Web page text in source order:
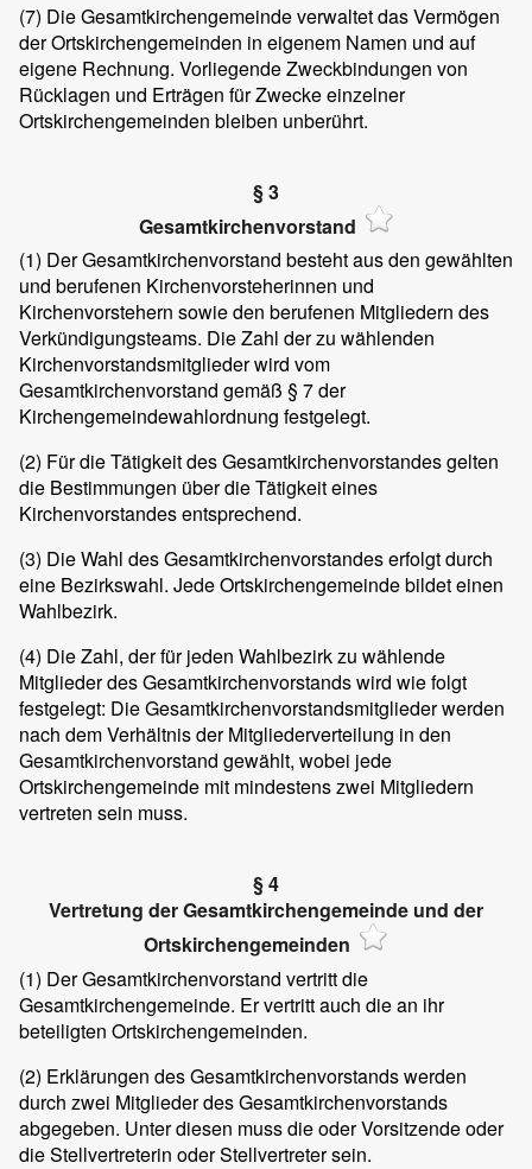
(7) Die Gesamtkirchengemeinde verwaltet das Vermögen
der Ortskirchengemeinden in eigenem Namen und auf
eigene Rechnung. Vorliegende Zweckbindungen von
Rücklagen und Erträgen für Zwecke einzelner
Ortskirchengemeinden bleiben unberührt.
§ 3
Gesamtkirchenvorstand
(1) Der Gesamtkirchenvorstand besteht aus den gewählten
und berufenen Kirchenvorsteherinnen und
Kirchenvorstehern sowie den berufenen Mitgliedern des
Verkündigungsteams. Die Zahl der zu wählenden
Kirchenvorstandsmitglieder wird vom
Gesamtkirchenvorstand gemäß § 7 der
Kirchengemeindewahlordnung festgelegt.
(2) Für die Tätigkeit des Gesamtkirchenvorstandes gelten
die Bestimmungen über die Tätigkeit eines
Kirchenvorstandes entsprechend.
(3) Die Wahl des Gesamtkirchenvorstandes erfolgt durch
eine Bezirkswahl. Jede Ortskirchengemeinde bildet einen
Wahlbezirk.
(4) Die Zahl, der für jeden Wahlbezirk zu wählende
Mitglieder des Gesamtkirchenvorstands wird wie folgt
festgelegt: Die Gesamtkirchenvorstandsmitglieder werden
nach dem Verhältnis der Mitgliederverteilung in den
Gesamtkirchenvorstand gewählt, wobei jede
Ortskirchengemeinde mit mindestens zwei Mitgliedern
vertreten sein muss.
§ 4
Vertretung der Gesamtkirchengemeinde und der
Ortskirchengemeinden
(1) Der Gesamtkirchenvorstand vertritt die
Gesamtkirchengemeinde. Er vertritt auch die an ihr
beteiligten Ortskirchengemeinden.
(2) Erklärungen des Gesamtkirchenvorstands werden
durch zwei Mitglieder des Gesamtkirchenvorstands
abgegeben. Unter diesen muss die oder Vorsitzende oder
die Stellvertreterin oder Stellvertreter sein.